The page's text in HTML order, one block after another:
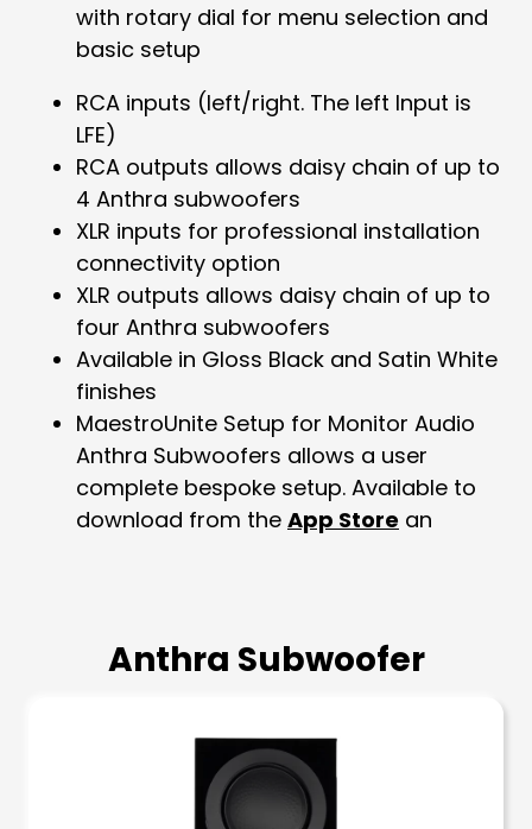
with rotary dial for menu selection and
basic setup
RCA inputs (left/right. The left Input is
LFE)
RCA outputs allows daisy chain of up to
4 Anthra subwoofers
XLR inputs for professional installation
connectivity option
XLR outputs allows daisy chain of up to
four Anthra subwoofers
Available in Gloss Black and Satin White
finishes
MaestroUnite Setup for Monitor Audio
Anthra Subwoofers allows a user
complete bespoke setup. Available to
download from the App Store an
Anthra Subwoofer